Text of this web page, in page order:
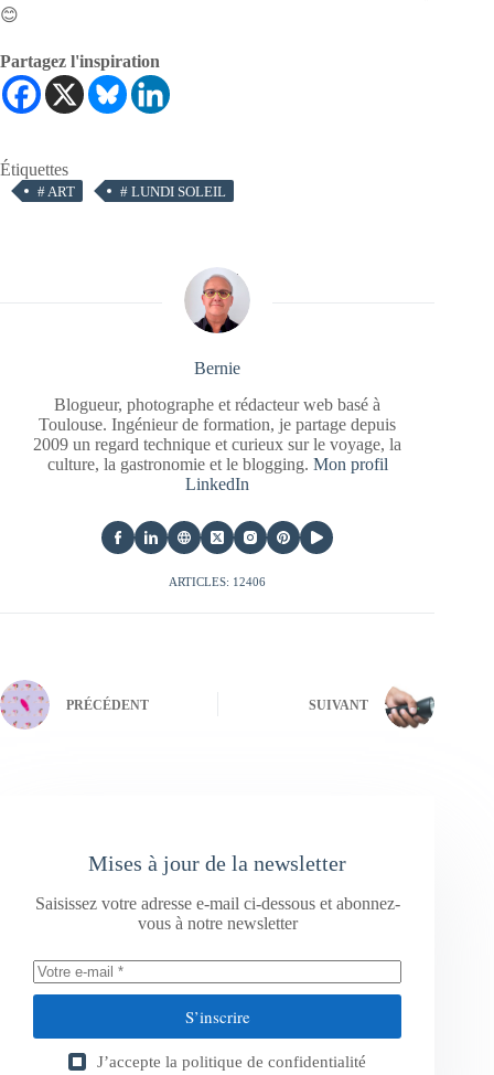
😊
Partagez l'inspiration
Étiquettes
# ART # LUNDI SOLEIL
Bernie
Blogueur, photographe et rédacteur web basé à
Toulouse. Ingénieur de formation, je partage depuis
2009 un regard technique et curieux sur le voyage, la
culture, la gastronomie et le blogging. Mon profil
LinkedIn
ARTICLES: 12406
PRÉCÉDENT SUIVANT
Mises à jour de la newsletter
Saisissez votre adresse e-mail ci-dessous et abonnez-
vous à notre newsletter
S’inscrire
J’accepte la politique de confidentialité